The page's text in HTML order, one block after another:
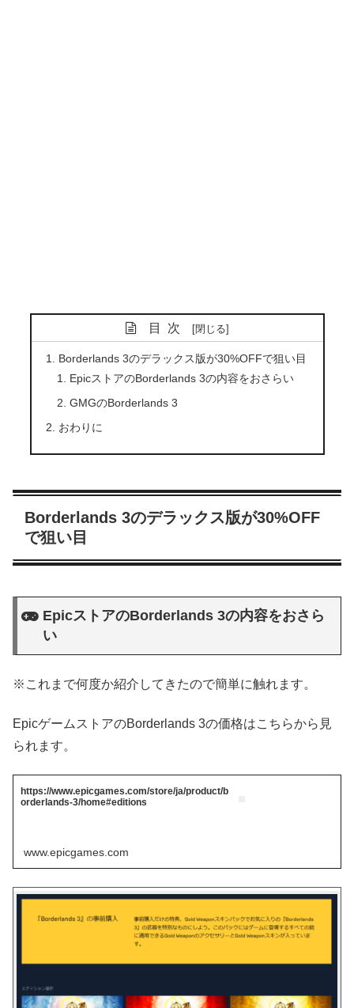
目次
Borderlands 3のデラックス版が30%OFFで狙い目
EpicストアのBorderlands 3の内容をおさらい
GMGのBorderlands 3
おわりに
Borderlands 3のデラックス版が30%OFF
で狙い目
EpicストアのBorderlands 3の内容をおさら
い
※これまで何度か紹介してきたので簡単に触れます。
EpicゲームストアのBorderlands 3の価格はこちらから見
られます。
https://www.epicgames.com/store/ja/product/b
orderlands-3/home#editions
www.epicgames.com